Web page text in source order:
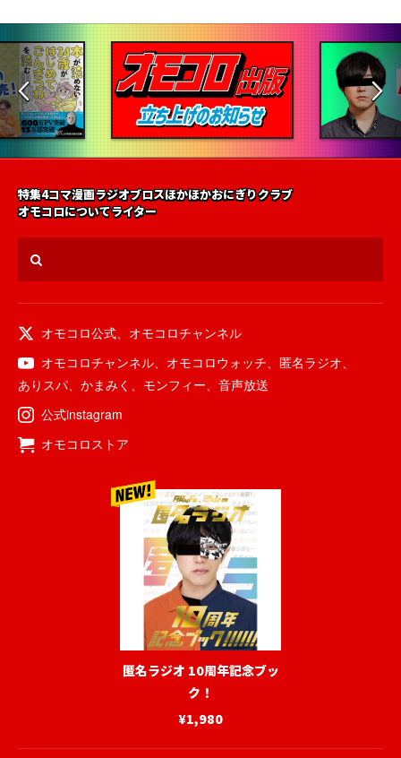
特集4コマ漫画ラジオブロスほかほかおにぎりクラブ
オモコロについてライター
オモコロ公式、 オモコロチャンネル
オモコロチャンネル、 オモコロウォッチ、 匿名ラジオ、
ありスパ、 かまみく 、 モンフィー、 音声放送
公式instagram
オモコロストア
匿名ラジオ 10周年記念ブッ
ク！
¥1,980